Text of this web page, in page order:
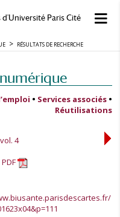
Paris Cité
RÉSULTATS DE RECHERCHE
• Services associés •
Réutilisations
4
PDF